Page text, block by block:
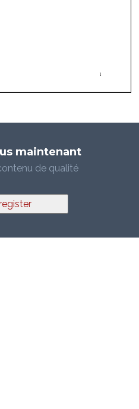
maintenant
de qualité